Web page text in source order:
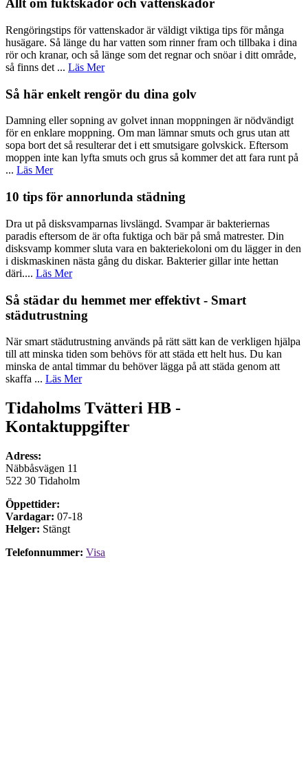
Allt om fuktskador och vattenskador
Rengöringstips för vattenskador är väldigt viktiga tips för många
husägare. Så länge du har vatten som rinner fram och tillbaka i dina
rör och kranar, och så länge som det regnar och snöar i ditt område,
så finns det ... Läs Mer
Så här enkelt rengör du dina golv
Damning eller sopning av golvet innan moppningen är nödvändigt
för en enklare moppning. Om man lämnar smuts och grus utan att
sopa bort det så resulterar det i ett smutsigare golvskick. Eftersom
moppen inte kan lyfta smuts och grus så kommer det att fara runt på
... Läs Mer
10 tips för annorlunda städning
Dra ut på disksvamparnas livslängd. Svampar är bakteriernas
paradis eftersom de är ofta fuktiga och bär på små matrester. Din
disksvamp kommer sluta vara en bakteriekoloni om du lägger in den
i diskmaskinen nästa gång du diskar. Bakterier gillar inte hettan
däri.... Läs Mer
Så städar du hemmet mer effektivt - Smart
städutrustning
När smart städutrustning används på rätt sätt kan de verkligen hjälpa
till att minska tiden som behövs för att städa ett helt hus. Du kan
minska de antal timmar du behöver lägga på att städa genom att
skaffa ... Läs Mer
Tidaholms Tvätteri HB -
Kontaktuppgifter
Adress:
Näbbåsvägen 11
522 30 Tidaholm
Öppettider:
Vardagar: 07-18
Helger: Stängt
Telefonnummer: Visa